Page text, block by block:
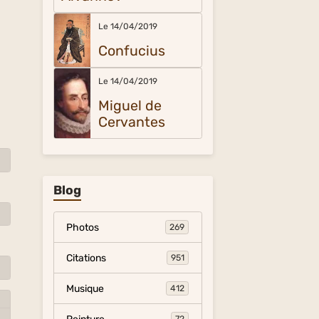
Le 14/04/2019
Confucius
Le 14/04/2019
Miguel de
Cervantes
Blog
Photos 269
Citations 951
Musique 412